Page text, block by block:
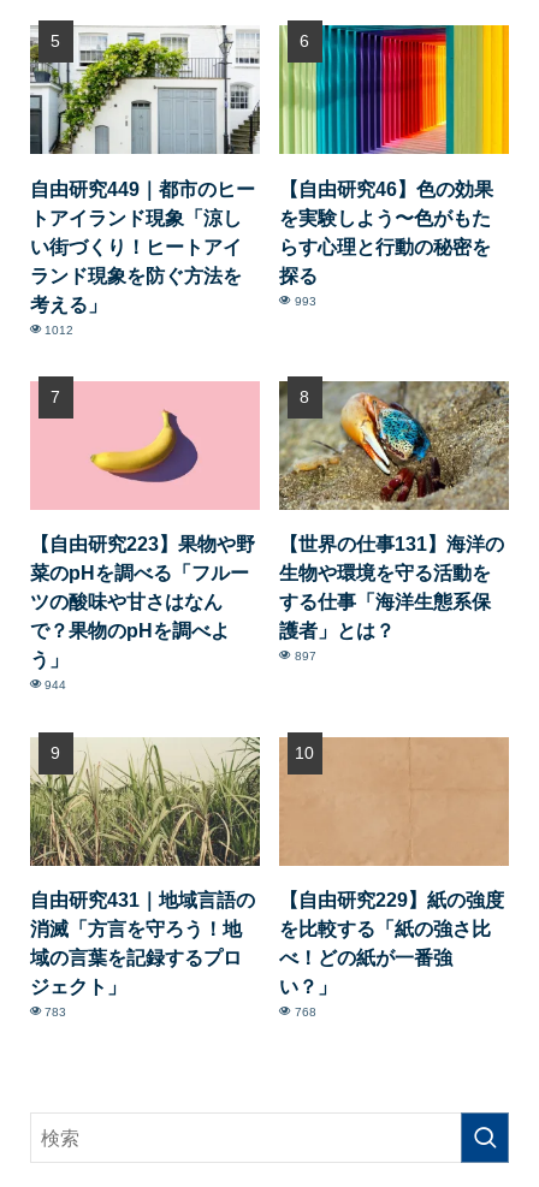
自由研究449｜都市のヒー
トアイランド現象「涼し
い街づくり！ヒートアイ
ランド現象を防ぐ方法を
考える」
1012
【自由研究46】色の効果
を実験しよう〜色がもた
らす心理と行動の秘密を
探る
993
【自由研究223】果物や野
菜のpHを調べる「フルー
ツの酸味や甘さはなん
で？果物のpHを調べよ
う」
944
【世界の仕事131】海洋の
生物や環境を守る活動を
する仕事「海洋生態系保
護者」とは？
897
自由研究431｜地域言語の
消滅「方言を守ろう！地
域の言葉を記録するプロ
ジェクト」
783
【自由研究229】紙の強度
を比較する「紙の強さ比
べ！どの紙が一番強
い？」
768